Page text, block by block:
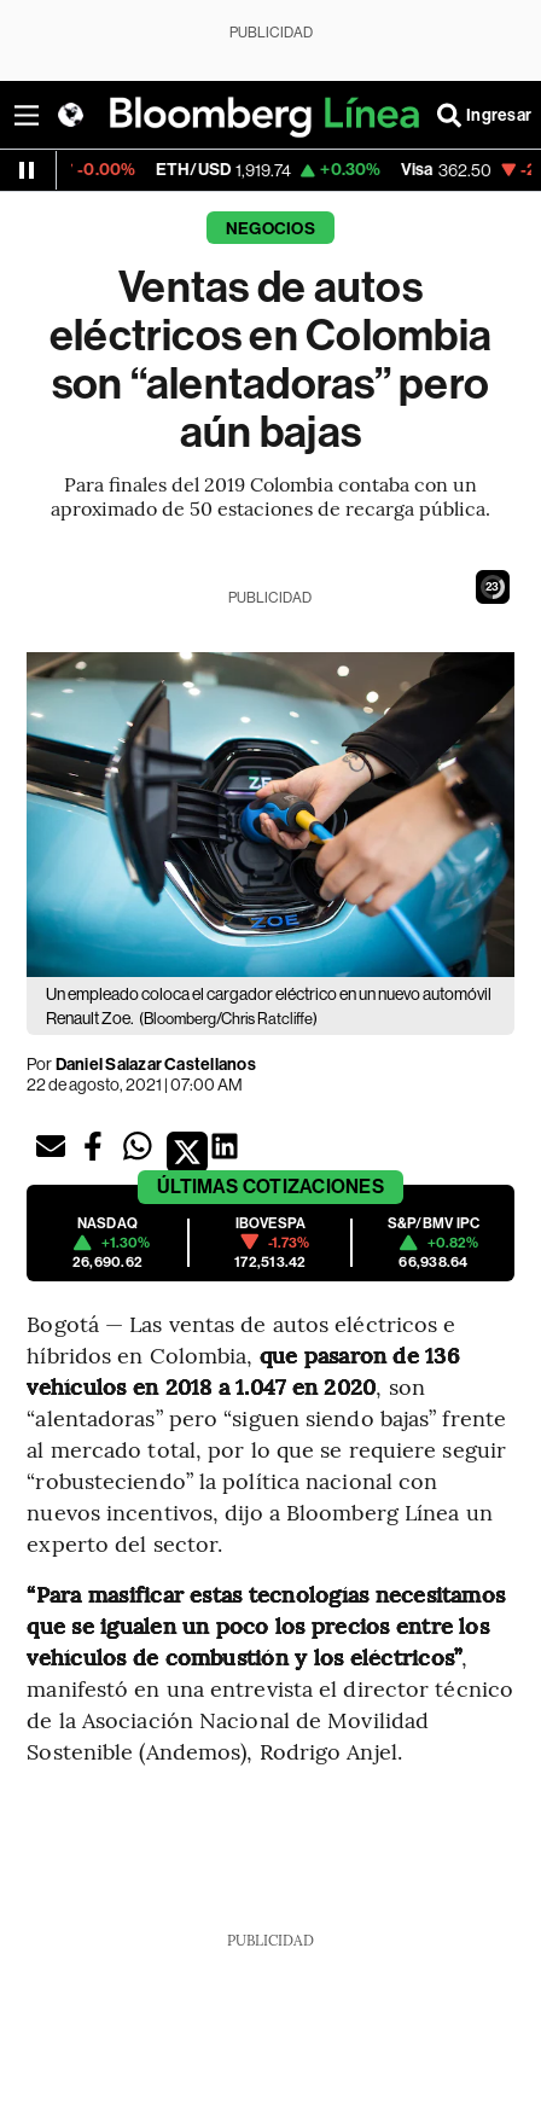
PUBLICIDAD
Ingresar
ETH/USD 1,919.74 +0.30% Visa 362.50 -2.15%
NEGOCIOS
Ventas de autos
eléctricos en Colombia
son “alentadoras” pero
aún bajas
Para finales del 2019 Colombia contaba con un
aproximado de 50 estaciones de recarga pública.
21
PUBLICIDAD
Un empleado coloca el cargador eléctrico en un nuevo automóvil
Renault Zoe. (Bloomberg/Chris Ratcliffe)
PorDaniel Salazar Castellanos
22 de agosto, 2021 | 07:00 AM
ÚLTIMAS COTIZACIONES
NASDAQ
+1.30%
26,690.62
IBOVESPA
-1.73%
172,513.42
S&P/BMV IPC
+0.82%
66,938.64
Bogotá — Las ventas de autos eléctricos e
híbridos en Colombia, que pasaron de 136
vehículos en 2018 a 1.047 en 2020, son
“alentadoras” pero “siguen siendo bajas” frente
al mercado total, por lo que se requiere seguir
“robusteciendo” la política nacional con
nuevos incentivos, dijo a Bloomberg Línea un
experto del sector.
“Para masificar estas tecnologías necesitamos
que se igualen un poco los precios entre los
vehículos de combustión y los eléctricos”,
manifestó en una entrevista el director técnico
de la Asociación Nacional de Movilidad
Sostenible (Andemos), Rodrigo Anjel.
PUBLICIDAD